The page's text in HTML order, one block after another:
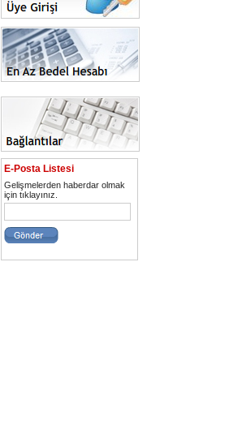
E-Posta Listesi
Gelişmelerden haberdar olmak
için tıklayınız.